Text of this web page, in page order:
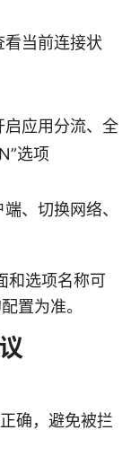
看当前连接状
启应用分流、全
选项
、切换网络、
和选项名称可
置为准。
确，避免被拦